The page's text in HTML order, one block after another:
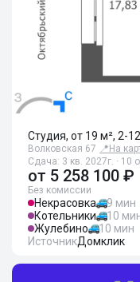
Студия, от 19 м², 2-
Волковская 67 📍 На
Сдача: 3 кв. 2027г. · 10
от 5 258 100 ₽
Без комиссии
Некрасовка
9 мин
Котельники
10
Жулебино
10 мин
ИсточникДомклик